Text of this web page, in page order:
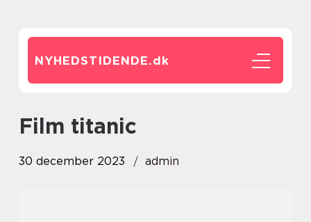
NYHEDSTIDENDE.dk
film titanic
30 december 2023 admin